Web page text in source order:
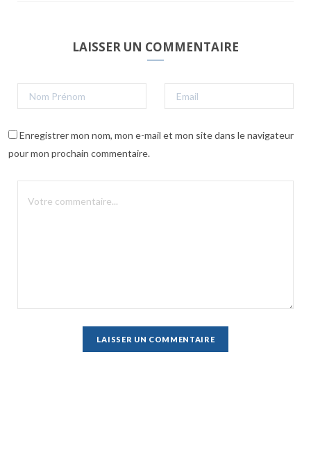
LAISSER UN COMMENTAIRE
Enregistrer mon nom, mon e-mail et mon site dans le navigateur
pour mon prochain commentaire.